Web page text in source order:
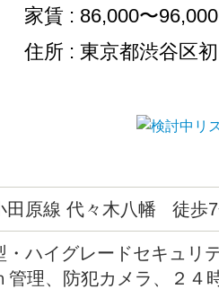
家賃 : 86,000〜
住所 : 東京都渋谷区
田原線 代々木八幡 徒歩
ハイグレードセキュリ
理、防犯カメラ、２４